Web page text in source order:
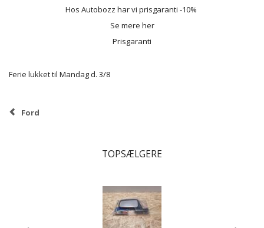
Hos Autobozz har vi prisgaranti -10%
Se mere her
Prisgaranti
Ferie lukket til Mandag d. 3/8
Ford
TOPSÆLGERE